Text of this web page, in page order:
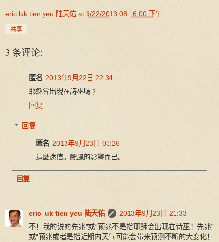
eric luk tien yeu 陆天佑 at 9/22/2013 08:16:00 下午
共享
3 条评论:
匿名 2013年9月22日 22:34
耶穌會出現在詩巫嗎﹖
回复
回复
匿名 2013年9月23日 03:26
這麼迷信。颱風的影響而已。
回复
eric luk tien yeu 陆天佑
2013年9月23日 21:33
不！我的说的先兆”或“预兆不是指耶稣会出现在诗巫！先兆”
或“预兆或者是指近期内天气可能会带来预测不断的大变化！